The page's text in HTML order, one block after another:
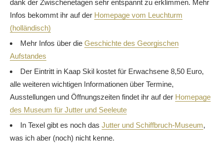
dank der Zwischenetagen sehr entspannt zu erklimmen. Mehr
Infos bekommt ihr auf der Homepage vom Leuchturm
(holländisch)
Mehr Infos über die Geschichte des Georgischen
Aufstandes
Der Eintritt in Kaap Skil kostet für Erwachsene 8,50 Euro,
alle weiteren wichtigen Informationen über Termine,
Ausstellungen und Öffnungszeiten findet ihr auf der Homepage
des Museum für Jutter und Seeleute
In Texel gibt es noch das Jutter und Schiffbruch-Museum,
was ich aber (noch) nicht kenne.